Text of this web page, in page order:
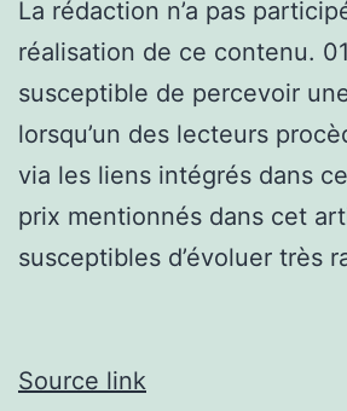
La rédaction n’a pas
réalisation de ce contenu.
susceptible de percevoir
lorsqu’un des lecteurs
via les liens intégrés dans
prix mentionnés dans cet
susceptibles d’évoluer très
Source link